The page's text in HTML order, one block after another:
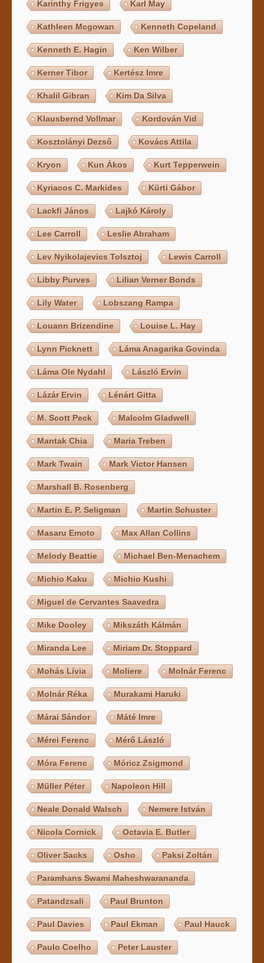
Karinthy Frigyes Karl May
Kathleen Mcgowan Kenneth Copeland
Kenneth E. Hagin Ken Wilber
Kerner Tibor Kertész Imre
Khalil Gibran Kim Da Silva
Klausbernd Vollmar Kordován Vid
Kosztolányi Dezső Kovács Attila
Kryon Kun Ákos Kurt Tepperwein
Kyriacos C. Markides Kürti Gábor
Lackfi János Lajkó Károly
Lee Carroll Leslie Abraham
Lev Nyikolajevics Tolsztoj Lewis Carroll
Libby Purves Lilian Verner Bonds
Lily Water Lobszang Rampa
Louann Brizendine Louise L. Hay
Lynn Picknett Láma Anagarika Govinda
Láma Ole Nydahl László Ervin
Lázár Ervin Lénárt Gitta
M. Scott Peck Malcolm Gladwell
Mantak Chia Maria Treben
Mark Twain Mark Victor Hansen
Marshall B. Rosenberg
Martin E. P. Seligman Martin Schuster
Masaru Emoto Max Allan Collins
Melody Beattie Michael Ben-Menachem
Michio Kaku Michio Kushi
Miguel de Cervantes Saavedra
Mike Dooley Mikszáth Kálmán
Miranda Lee Miriam Dr. Stoppard
Mohás Lívia Moliere Molnár Ferenc
Molnár Réka Murakami Haruki
Márai Sándor Máté Imre
Mérei Ferenc Mérő László
Móra Ferenc Móricz Zsigmond
Müller Péter Napoleon Hill
Neale Donald Walsch Nemere István
Nicola Cornick Octavia E. Butler
Oliver Sacks Osho Paksi Zoltán
Paramhans Swami Maheshwarananda
Patandzsali Paul Brunton
Paul Davies Paul Ekman Paul Hauck
Paulo Coelho Peter Lauster